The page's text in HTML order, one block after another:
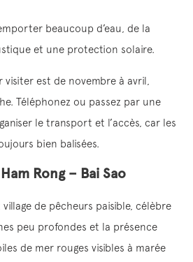
beaucoup d’eau, de la
et une protection solaire.
est de novembre à avril,
Téléphonez ou passez par une
le transport et l’accès, car les
bien balisées.
Rong – Bai Sao
de pêcheurs paisible, célèbre
peu profondes et la présence
de mer rouges visibles à marée